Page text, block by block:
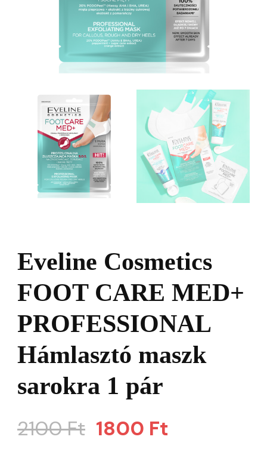
Eveline Cosmetics
FOOT CARE MED+
PROFESSIONAL
Hámlasztó maszk
sarokra 1 pár
2100Ft Original
1800 Ft